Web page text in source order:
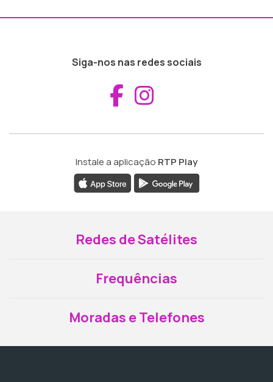
Siga-nos nas redes sociais
Aceder ao
Instale a aplicação RTP Play
Redes de Satélites
Frequências
Moradas e Telefones